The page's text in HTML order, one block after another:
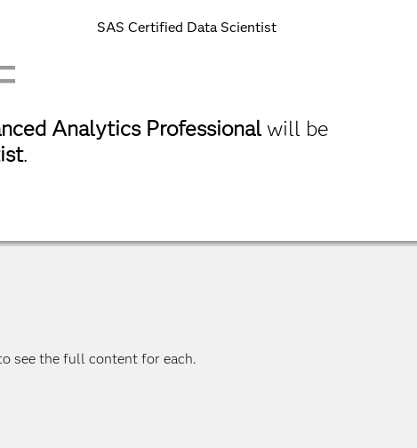
SAS Certified Data Scientist
Analytics Professionalwill be
.
see the full content for each.